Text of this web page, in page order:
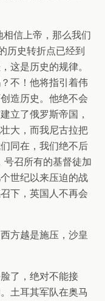
相信上帝，那么我们
历史转折点已经到
这是历史的规律。
不！他将指引着伟
造历史。他绝不会
立了俄罗斯帝国，
大，而我尼古拉把
同在，我们绝不后
号召所有的基督徒加
世纪以来压迫的战
下，英国人不再会
方越是施压，沙皇
了，绝对不能接
土耳其军队在奥马